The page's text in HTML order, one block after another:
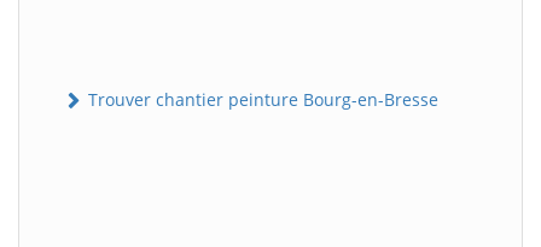
Trouver chantier peinture Bourg-en-Bresse